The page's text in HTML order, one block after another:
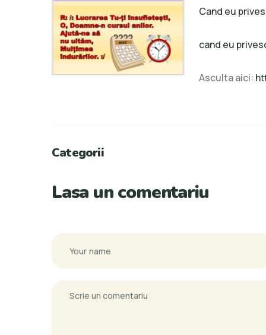
Cand eu
cand eu
Asculta aici:
Categorii
Lasa un comentariu